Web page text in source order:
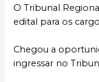
O Tribunal
edital para os
Chegou a
ingressar no